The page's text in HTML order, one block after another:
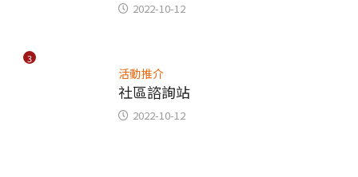
2022-10-12
3
活動推介
社區諮詢站
2022-10-12